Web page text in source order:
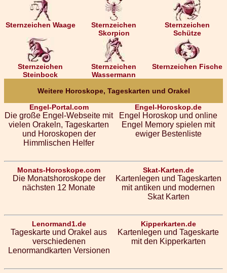
Sternzeichen Waage
Sternzeichen
Skorpion
Sternzeichen
Schütze
Sternzeichen
Steinbock
Sternzeichen
Wassermann
Sternzeichen Fische
Weitere Horoskope, Tageskarten und Orakel
Engel-Portal.com
Die große Engel-Webseite mit
vielen Orakeln, Tageskarten
und Horoskopen der
Himmlischen Helfer
Engel-Horoskop.de
Engel Horoskop und online
Engel Memory spielen mit
ewiger Bestenliste
Monats-Horoskope.com
Die Monatshoroskope der
nächsten 12 Monate
Skat-Karten.de
Kartenlegen und Tageskarten
mit antiken und modernen
Skat Karten
Lenormand1.de
Tageskarte und Orakel aus
verschiedenen
Lenormandkarten Versionen
Kipperkarten.de
Kartenlegen und Tageskarte
mit den Kipperkarten